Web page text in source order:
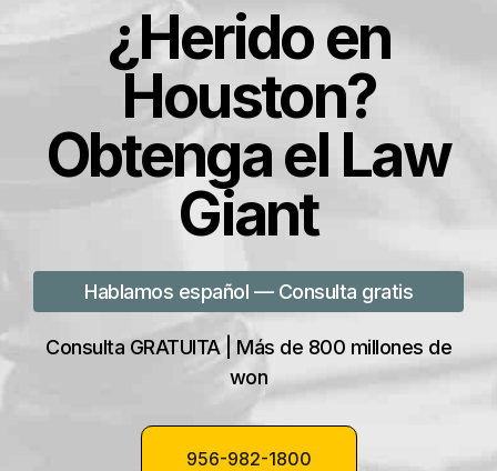
¿Herido en
Houston?
Obtenga el Law
Giant
Hablamos español — Consulta gratis
Consulta GRATUITA | Más de 800 millones de
won
956-982-1800